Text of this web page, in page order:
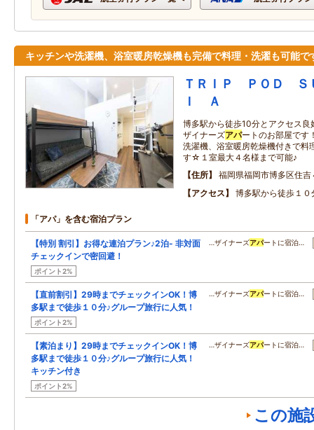
キッチンや洗濯機、浴室暖房乾燥機も完備で料理・洗濯も可能で
ＴＲＩＰ ＰＯＤ Ｓ
Ｉ Ａ
博多駅から徒歩10分とアクセス
ザイナーズアパートのお部屋です
洗濯機、浴室暖房乾燥機付きで料
す☆１室最大４名様まで可能♪
住所
福岡県福岡市博多区住
アクセス
博多駅から徒歩１０
「アパ」を含む宿泊プラン
【特別 割引】お得な連泊プラン♪2泊- 非対面
チェックインで密回避！
ポイント2%
…ザイナーズアパートに宿泊…
【直前割引】29時までチェックインOK！博
多駅まで徒歩１０分♪グループ旅行に人気！
ポイント2%
…ザイナーズアパートに宿泊…
【素泊まり】29時までチェックインOK！博
多駅まで徒歩１０分♪グループ旅行に人気！
キッチン付き
ポイント2%
…ザイナーズアパートに宿泊…
この施